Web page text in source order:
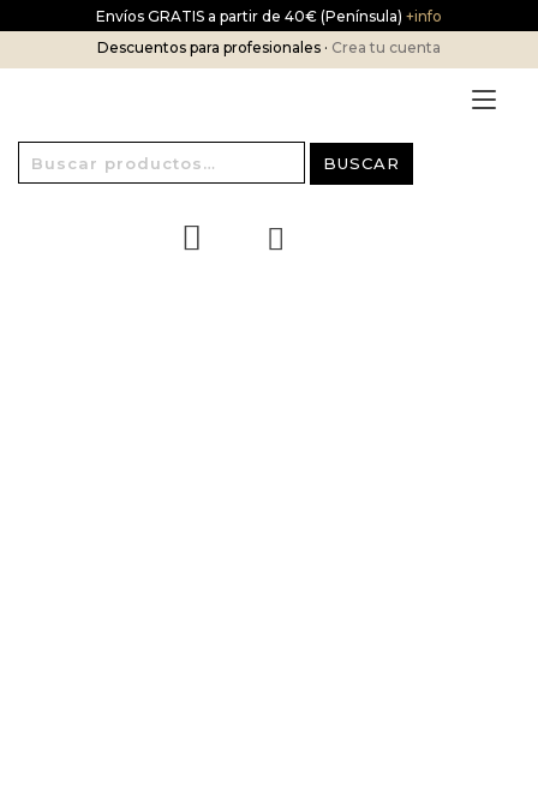
al
contenido
Envíos GRATIS a partir de 40€ (Península) +info
Descuentos para profesionales · Crea tu cuenta
Buscar
por:
BUSCAR